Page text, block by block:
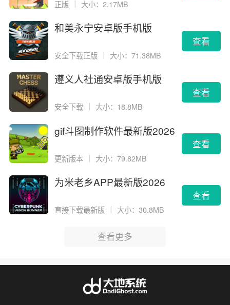
正版 ｜ 大小：2.17MB
和美永宁安卓版手机版
安全下载正版 大小：71.38MB
查看
遵义人社通安卓版手机版
安全下载 大小：18.8MB
查看
gif斗图制作软件最新版2026
更新版本 ｜ 大小：79.82MB
查看
为米老乡APP最新版2026
直接下载最新版 大小：30.8MB
查看
查看更多